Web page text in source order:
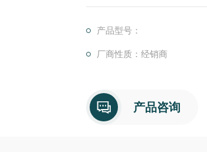
产品型号：
厂商性质：经销商
产品咨询